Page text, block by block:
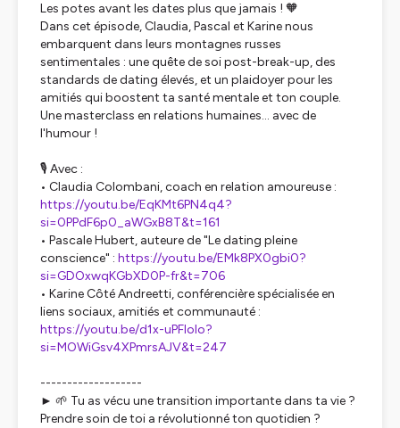
Les potes avant les dates plus que jamais ! 🧡
Dans cet épisode, Claudia, Pascal et Karine nous
embarquent dans leurs montagnes russes
sentimentales : une quête de soi post-break-up, des
standards de dating élevés, et un plaidoyer pour les
amitiés qui boostent ta santé mentale et ton couple.
Une masterclass en relations humaines… avec de
l'humour !
🎙️ Avec :
• Claudia Colombani, coach en relation amoureuse :
https://youtu.be/EqKMt6PN4q4?
si=0PPdF6p0_aWGxB8T&t=161
• Pascale Hubert, auteure de "Le dating pleine
conscience" : https://youtu.be/EMk8PX0gbi0?
si=GDOxwqKGbXD0P-fr&t=706
• Karine Côté Andreetti, conférencière spécialisée en
liens sociaux, amitiés et communauté :
https://youtu.be/d1x-uPFloIo?
si=MOWiGsv4XPmrsAJV&t=247
-------------------
► 🌱 Tu as vécu une transition importante dans ta vie ?
Prendre soin de toi a révolutionné ton quotidien ?